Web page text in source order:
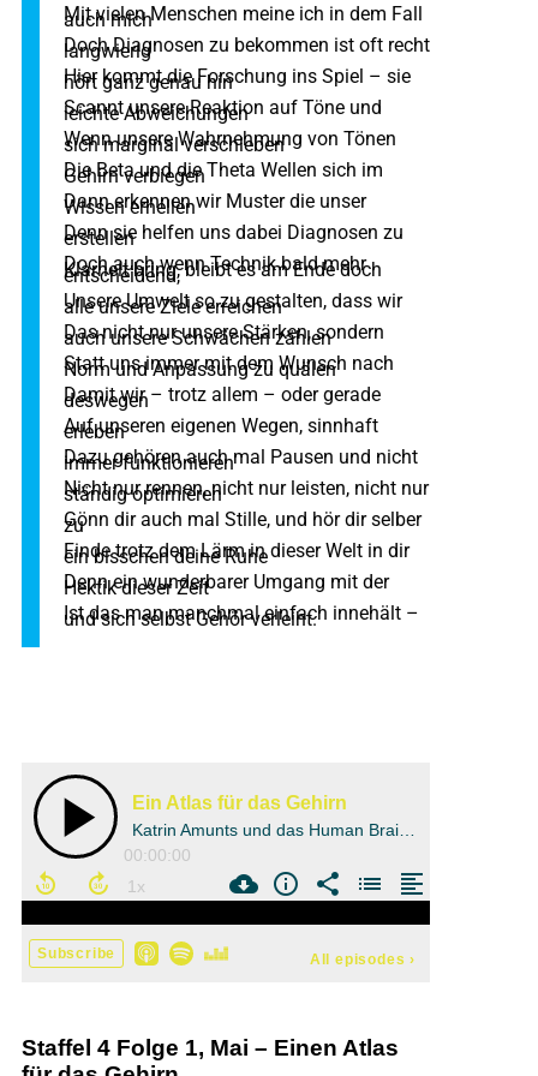
Mit vielen Menschen meine ich in dem Fall
auch mich
Doch Diagnosen zu bekommen ist oft recht
langwierig
Hier kommt die Forschung ins Spiel – sie
hört ganz genau hin
Scannt unsere Reaktion auf Töne und
leichte Abweichungen
Wenn unsere Wahrnehmung von Tönen
sich marginal verschieben
Die Beta und die Theta Wellen sich im
Gehirn verbiegen
Dann erkennen wir Muster die unser
Wissen erhellen
Denn sie helfen uns dabei Diagnosen zu
erstellen
Doch auch wenn Technik bald mehr
Klarheit bring, bleibt es am Ende doch
entscheidend,
Unsere Umwelt so zu gestalten, dass wir
alle unsere Ziele erreichen
Das nicht nur unsere Stärken, sondern
auch unsere Schwächen zählen
Statt uns immer mit dem Wunsch nach
Norm und Anpassung zu quälen
Damit wir – trotz allem – oder gerade
deswegen
Auf unseren eigenen Wegen, sinnhaft
erleben
Dazu gehören auch mal Pausen und nicht
immer funktionieren
Nicht nur rennen, nicht nur leisten, nicht nur
ständig optimieren
Gönn dir auch mal Stille, und hör dir selber
zu
Finde trotz dem Lärm in dieser Welt in dir
ein bisschen deine Ruhe
Denn ein wunderbarer Umgang mit der
Hektik dieser Zeit
Ist das man manchmal einfach innehält –
und sich selbst Gehör verleiht.
Staffel 4 Folge 1, Mai – Einen Atlas